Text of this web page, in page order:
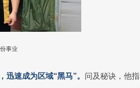
事业
速成为区域“黑马”。 问及秘诀，他指